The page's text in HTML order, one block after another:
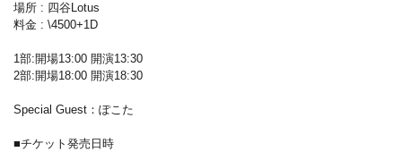
場所 : 四谷Lotus
料金 : \4500+1D
1部:開場13:00 開演13:30
2部:開場18:00 開演18:30
Special Guest：ぽこた
■チケット発売日時